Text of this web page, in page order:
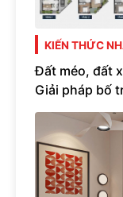
KIẾN THỨC
Đất méo, đất
Giải pháp bố